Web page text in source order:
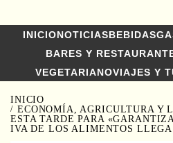
INICIONOTICIASBEBIDAS
BARES Y
VEGETARIANOVIAJES Y
INICIO
ECONOMÍA, AGRICULTURA Y
ESTA TARDE PARA
IVA DE LOS ALIMENTOS